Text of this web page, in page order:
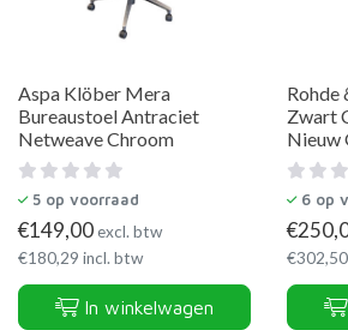
Aspa Klöber Mera
Bureaustoel Antraciet
Netweave Chroom
5 op voorraad
€149,00excl. btw
€180,29 incl. btw
In winkelwagen
Rohde
Zwart
Nieuw
6 op
€
€302,50